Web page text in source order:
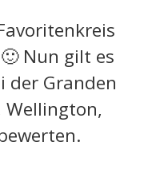
Nun gilt es
der Granden
Wellington,